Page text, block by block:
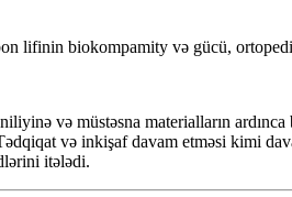
lifinin biokompamity və gücü,
və müstəsna materialların
və inkişaf davam etməsi kimi
itələdi.